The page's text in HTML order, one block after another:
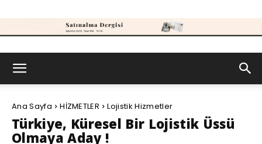
Ana Sayfa HİZMETLER Lojistik Hizmetler
Türkiye, Küresel Bir Lojistik Üssü
Olmaya Aday !